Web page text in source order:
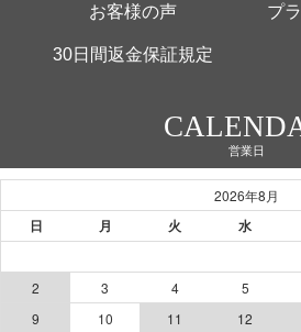
お客様の声 プ
30日間返金保証規定
営業日